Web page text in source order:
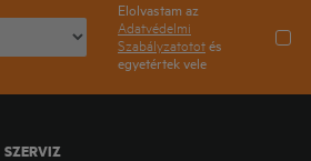
Elolvastam az
Adatvédelmi
Szabályzatototés
egyetértek vele
SZERVIZ